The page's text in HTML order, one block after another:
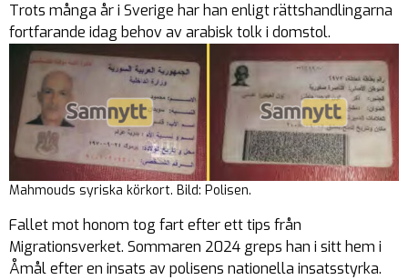
Trots många år i Sverige har han enligt rättshandlingarna
fortfarande idag behov av arabisk tolk i domstol.
Mahmouds syriska körkort. Bild: Polisen.
Fallet mot honom tog fart efter ett tips från
Migrationsverket. Sommaren 2024 greps han i sitt hem i
Åmål efter en insats av polisens nationella insatsstyrka.